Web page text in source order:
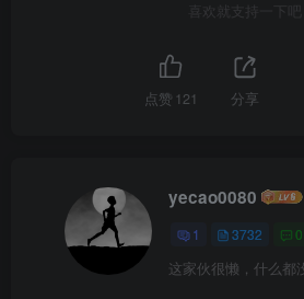
喜欢就支持一下吧
点赞 121 分享
yecao0080
1 3732 0
这家伙很懒，什么都